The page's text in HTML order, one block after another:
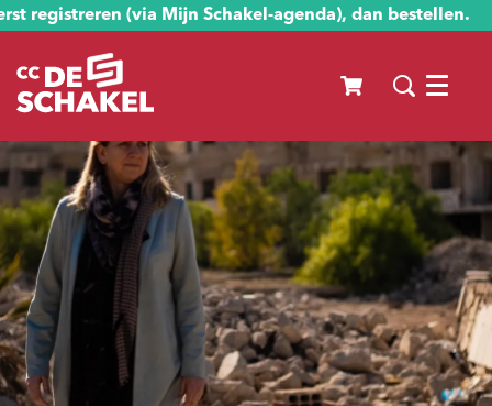
registreren (via Mijn Schakel-agenda), dan bestellen.
Menu